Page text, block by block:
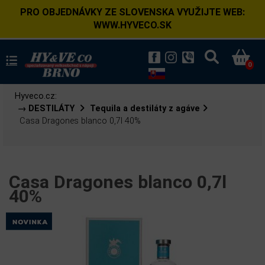
PRO OBJEDNÁVKY ZE SLOVENSKA VYUŽIJTE WEB:
WWW.HYVECO.SK
0
Hyveco.cz:
→ DESTILÁTY
Tequila a destiláty z agáve
Casa Dragones blanco 0,7l 40%
Casa Dragones blanco 0,7l
40%